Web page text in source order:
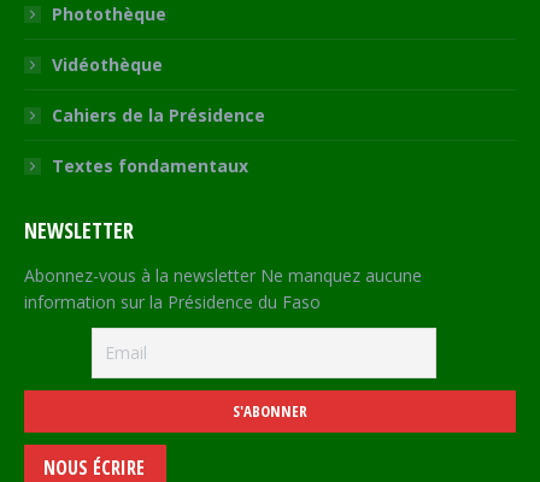
Photothèque
Vidéothèque
Cahiers de la Présidence
Textes fondamentaux
NEWSLETTER
Abonnez-vous à la newsletter Ne manquez aucune
information sur la Présidence du Faso
NOUS ÉCRIRE